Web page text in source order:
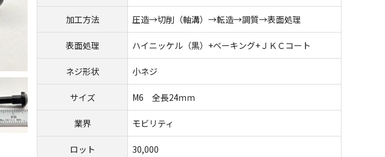
加工方法 圧造→切削（軸溝）→転造→調質→表面処理
表面処理 ハイニッケル（黒）+ベーキング+ＪＫＣコート
ネジ形状 小ネジ
サイズ M6 全長24ｍｍ
業界 モビリティ
ロット 30,000